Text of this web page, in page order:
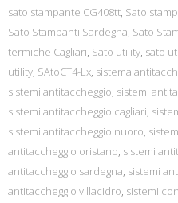
sato stampante CG408tt, Sato
Sato Stampanti Sardegna, Sato
termiche Cagliari, Sato utility, sato
utility, SAtoCT4-Lx, sistema
sistemi antitaccheggio, sistemi
sistemi antitaccheggio cagliari,
sistemi antitaccheggio nuoro,
antitaccheggio oristano, sistemi
antitaccheggio sardegna, sistemi
antitaccheggio villacidro, sistemi